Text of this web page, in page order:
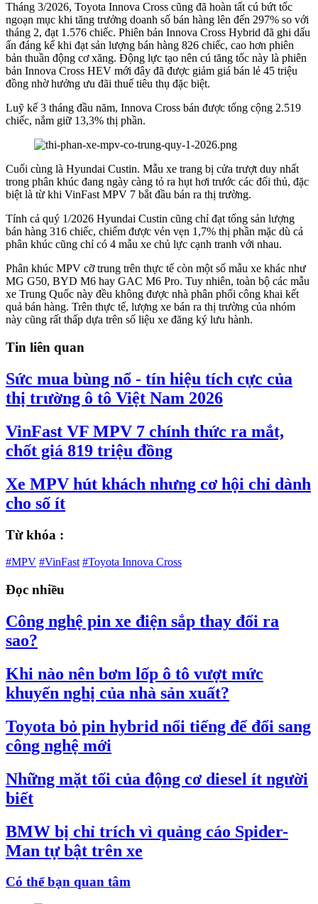
Tháng 3/2026, Toyota Innova Cross cũng đã hoàn tất cú bứt tốc
ngoạn mục khi tăng trưởng doanh số bán hàng lên đến 297% so với
tháng 2, đạt 1.576 chiếc. Phiên bản Innova Cross Hybrid đã ghi dấu
ấn đáng kể khi đạt sản lượng bán hàng 826 chiếc, cao hơn phiên
bản thuần động cơ xăng. Động lực tạo nên cú tăng tốc này là phiên
bản Innova Cross HEV mới đây đã được giảm giá bán lẻ 45 triệu
đồng nhờ hưởng ưu đãi thuế tiêu thụ đặc biệt.
Luỹ kế 3 tháng đầu năm, Innova Cross bán được tổng cộng 2.519
chiếc, nắm giữ 13,3% thị phần.
Cuối cùng là Hyundai Custin. Mẫu xe trang bị cửa trượt duy nhất
trong phân khúc đang ngày càng tỏ ra hụt hơi trước các đối thủ, đặc
biệt là từ khi VinFast MPV 7 bắt đầu bán ra thị trường.
Tính cả quý 1/2026 Hyundai Custin cũng chỉ đạt tổng sản lượng
bán hàng 316 chiếc, chiếm được vẻn vẹn 1,7% thị phần mặc dù cả
phân khúc cũng chỉ có 4 mẫu xe chủ lực cạnh tranh với nhau.
Phân khúc MPV cỡ trung trên thực tế còn một số mẫu xe khác như
MG G50, BYD M6 hay GAC M6 Pro. Tuy nhiên, toàn bộ các mẫu
xe Trung Quốc này đều không được nhà phân phối công khai kết
quả bán hàng. Trên thực tế, lượng xe bán ra thị trường của nhóm
này cũng rất thấp dựa trên số liệu xe đăng ký lưu hành.
Tin liên quan
Sức mua bùng nổ - tín hiệu tích cực của
thị trường ô tô Việt Nam 2026
VinFast VF MPV 7 chính thức ra mắt,
chốt giá 819 triệu đồng
Xe MPV hút khách nhưng cơ hội chỉ dành
cho số ít
Từ khóa :
#MPV #VinFast #Toyota Innova Cross
Đọc nhiều
Công nghệ pin xe điện sắp thay đổi ra
sao?
Khi nào nên bơm lốp ô tô vượt mức
khuyến nghị của nhà sản xuất?
Toyota bỏ pin hybrid nổi tiếng để đổi sang
công nghệ mới
Những mặt tối của động cơ diesel ít người
biết
BMW bị chỉ trích vì quảng cáo Spider-
Man tự bật trên xe
Có thể bạn quan tâm